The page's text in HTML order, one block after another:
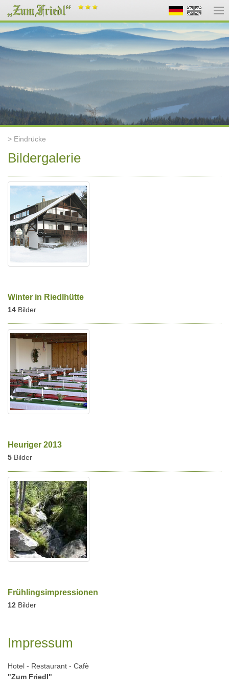
> Eindrücke
Bildergalerie
Winter in Riedlhütte
14 Bilder
Heuriger 2013
5 Bilder
Frühlingsimpressionen
12 Bilder
Impressum
Hotel - Restaurant - Cafè
"Zum Friedl"